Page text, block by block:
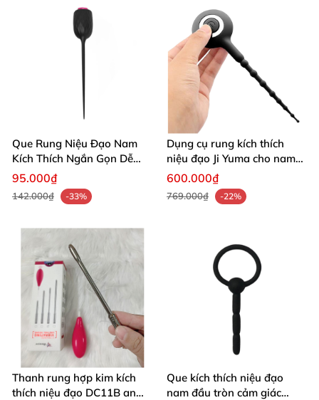
Que Rung Niệu Đạo Nam
Kích Thích Ngắn Gọn Dễ
Dùng An Toàn
95.000₫
142.000₫ -33%
Dụng cụ rung kích thích
niệu đạo Ji Yuma cho nam
giới
600.000₫
769.000₫ -22%
Thanh rung hợp kim kích
thích niệu đạo DC11B an
Que kích thích niệu đạo
nam đầu tròn cảm giác